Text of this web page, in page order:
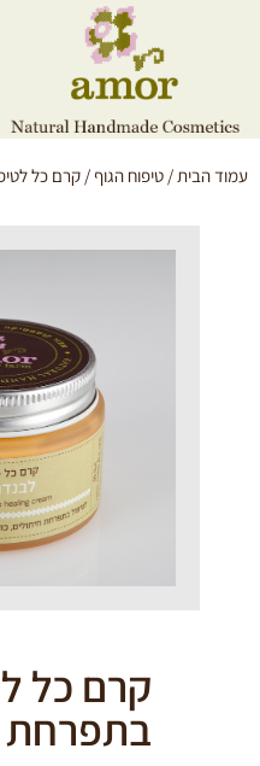
עמוד הבית/ טיפוח הגוף / קרם כל
קרם כל
בתפרחת